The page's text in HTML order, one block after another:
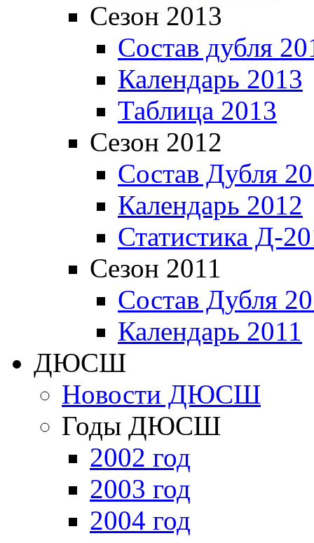
Сезон 2013
Состав дубля
Календарь 2013
Таблица 2013
Сезон 2012
Состав Дубля
Календарь 2012
Статистика Д-
Сезон 2011
Состав Дубля
Календарь 2011
ДЮСШ
Новости ДЮСШ
Годы ДЮСШ
2002 год
2003 год
2004 год